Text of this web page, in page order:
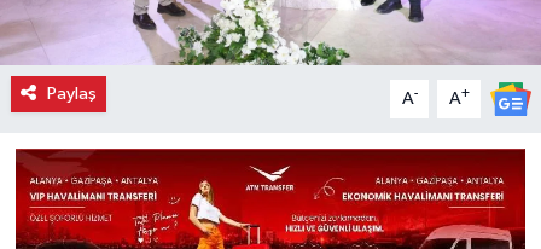
Paylaş A- A+